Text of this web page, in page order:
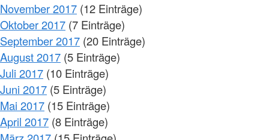
November 2017 (12 Einträge)
Oktober 2017 (7 Einträge)
September 2017 (20 Einträge)
August 2017 (5 Einträge)
Juli 2017 (10 Einträge)
Juni 2017 (5 Einträge)
Mai 2017 (15 Einträge)
April 2017 (8 Einträge)